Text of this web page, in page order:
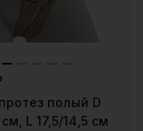
полый D
L 17,5/14,5 см